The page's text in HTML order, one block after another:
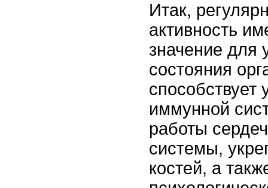
Итак,
активность
значение для
состояния
способствует
иммунной
работы
системы,
костей, а